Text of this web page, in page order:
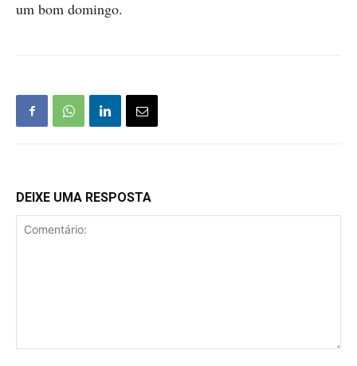
um bom domingo.
DEIXE UMA RESPOSTA